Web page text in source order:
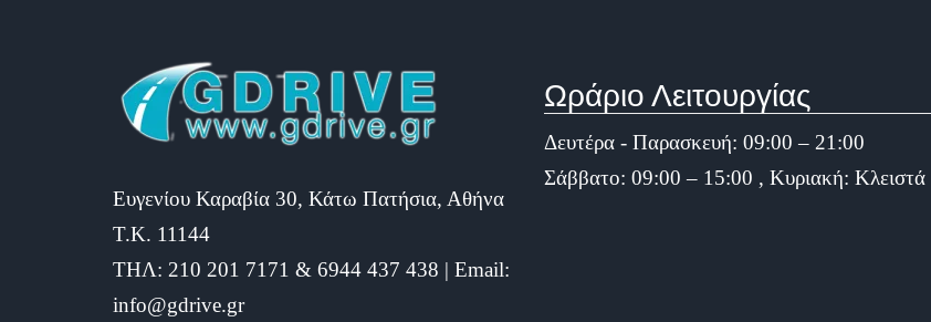
Ευγενίου Καραβία 30, Κάτω Πατήσια, Αθήνα
Τ.Κ. 11144
ΤΗΛ: 210 201 7171 & 6944 437 438 | Email:
info@gdrive.gr
Ωράριο Λειτουργίας
Δευτέρα - Παρασκευή: 09:00 – 21:00
Σάββατο: 09:00 – 15:00 , Κυριακή: Κλειστά